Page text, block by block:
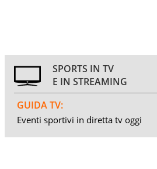
SPORTS IN TV
E IN STREAMING
GUIDA TV:
Eventi sportivi in diretta tv oggi